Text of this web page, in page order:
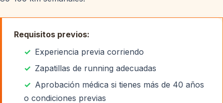
Requisitos previos:
Experiencia previa corriendo
Zapatillas de running adecuadas
Aprobación médica si tienes más de 40 años
o condiciones previas